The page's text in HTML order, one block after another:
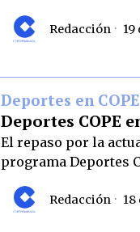
Redacción
Deportes en COPE
Deportes COPE
El repaso por la
programa Deportes
Redacción